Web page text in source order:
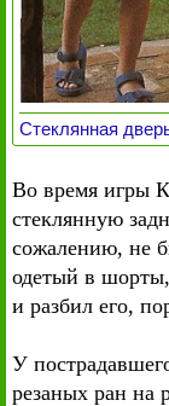
Стеклянная
Во время игры
стеклянную
сожалению, не
одетый в шорты,
и разбил его,
У
резаных ран на